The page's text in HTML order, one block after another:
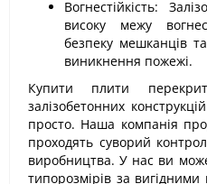
Вогнестійкість:
високу межу
безпеку мешканців
виникнення пожежі.
Купити плити
залізобетонних
просто. Наша компанія
проходять суворий
виробництва. У нас ви
типорозмірів за